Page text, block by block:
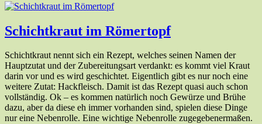
Schichtkraut im Römertopf
Schichtkraut nennt sich ein Rezept, welches seinen Namen der
Hauptzutat und der Zubereitungsart verdankt: es kommt viel Kraut
darin vor und es wird geschichtet. Eigentlich gibt es nur noch eine
weitere Zutat: Hackfleisch. Damit ist das Rezept quasi auch schon
vollständig. Ok – es kommen natürlich noch Gewürze und Brühe
dazu, aber da diese eh immer vorhanden sind, spielen diese Dinge
nur eine Nebenrolle. Eine wichtige Nebenrolle zugegebenermaßen.